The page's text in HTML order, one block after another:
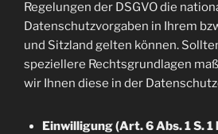
Regelungen der DSGVO die
Datenschutzvorgaben in Ihrem
und Sitzland gelten können.
speziellere Rechtsgrundlagen
wir Ihnen diese in der
Einwilligung (Art. 6 Abs. 1 S. 1